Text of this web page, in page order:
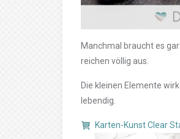
Manchmal braucht es
reichen völlig aus.
Die kleinen Elemente
lebendig.
Karten-Kunst Clear